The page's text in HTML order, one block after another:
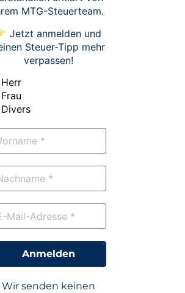
MTG-Steuerteam.
Jetzt anmelden und
Steuer-Tipp mehr
verpassen!
Herr
Frau
Divers
Wir senden keinen